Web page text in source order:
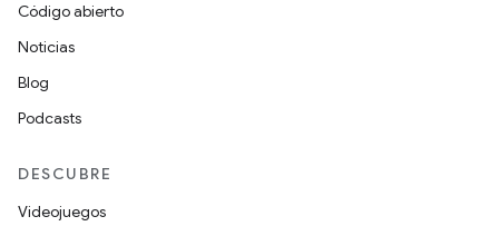
Código abierto
Noticias
Blog
Podcasts
DESCUBRE
Videojuegos